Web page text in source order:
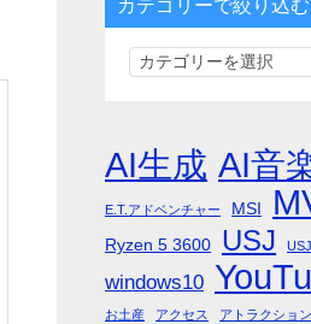
カテゴリーで絞り込む
カ
リ
ー
で
絞
り
AI生成 AI音
E.T.アドベンチャー MSI
Ryzen 5 3600 USJ
windows10
お土産 アクセス アトラクション